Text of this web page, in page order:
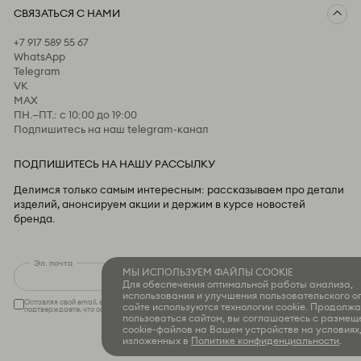
Доставка и оплата
Предзаказ
Пользовательское соглашение
Оферта и политика конфиденциальности
СВЯЗАТЬСЯ С НАМИ
+7 917 589 55 67
WhatsApp
Telegram
VK
MAX
ПН.—ПТ.: с 10:00 до 19:00
Подпишитесь на наш telegram-канал
ПОДПИШИТЕСЬ НА НАШУ РАССЫЛКУ
Делимся только самым интересным: рассказываем про детали
изделий, анонсируем акции и держим в курсе новостей
бренда.
Эл. почта
Оставляя свой email, вы соглашаетесь на обработку своих персональных данных и
подтверждаете, что ознакомлены с политикойконфиденциальности
© LINII 2026
МЫ ИСПОЛЬЗУЕМ ФАЙЛЫ COOKIE
Для обеспечения оптимальной работы анализа,
использования и улучшения пользовательского
сайте используются технологии cookie.
пользоваться сайтом, вы соглашаетесь с
cookie-файлов на Вашем устройстве на условиях,
изложенных в
Политике конфиденциальности.